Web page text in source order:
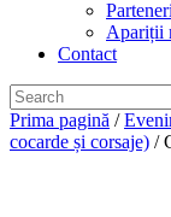
Parteneri
Apariții
Contact
Prima pagină /
cocarde și corsaje) /